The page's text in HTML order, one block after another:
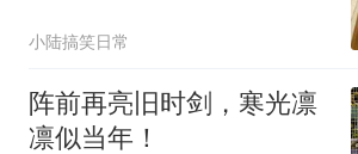
小陆搞笑日常
阵前再亮旧时剑，寒光凛
凛似当年！